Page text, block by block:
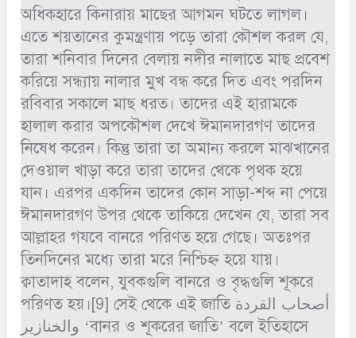
অধিকহারে কিনারায় মাছের আগমন ঘটতে লাগল।
এতে শয়তানের কুমন্ত্রণায় পড়ে তারা কৌশল করল যে,
তারা শনিবার দিনের বেলায় নদীর নালাতে মাছ প্রবেশ
করিয়ে সন্ধ্যায় নালার মুখ বন্ধ করে দিত এবং পরদিন
রবিবার সকালে মাছ ধরত। তাদের এই হারামকে
হালাল করার অপকৌশল দেখে ঈমানদারগণ তাদের
নিষেধ করেন। কিন্তু তারা তা অমান্য করলে মাঝখানের
দেওয়াল খাড়া করে তারা তাদের থেকে পৃথক হয়ে
যান। এরপর একদিন তাদের কোন সাড়া-শব্দ না পেয়ে
ঈমানদারগণ উপর থেকে তাকিয়ে দেখেন যে, তারা সব
আল্লাহর গযবে বানরে পরিণত হয়ে গেছে। অতঃপর
তিনদিনের মধ্যে তারা মরে নিশ্চিহ্ন হয়ে যায়।
ক্বাতাদাহ বলেন, যুবকগুলি বানরে ও বৃদ্ধগুলি শূকরে
পরিণত হয়।[9] সেই থেকে এই জাতি أصحاب القردة
والخنازير ‘বানর ও শূকরের জাতি’ বলে ইতিহাসে